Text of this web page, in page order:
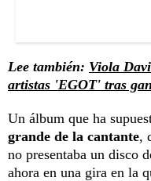
Lee también: Viola
artistas 'EGOT' tras
Un álbum que ha
grande de la cantante,
no presentaba un disco
ahora en una gira en la